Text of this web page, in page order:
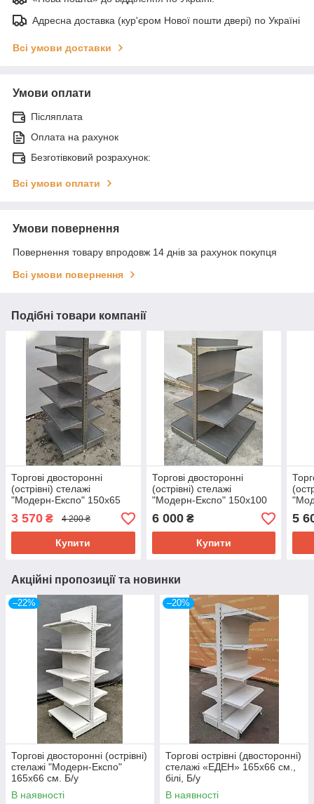
Адресна доставка (кур'єром Нової пошти двері) по Україні
Всі умови доставки
Умови оплати
Післяплата
Оплата на рахунок
Безготівковий розрахунок:
Всі умови оплати
Умови повернення
Повернення товару впродовж 14 днів за рахунок покупця
Всі умови повернення
Подібні товари компанії
Торгові двосторонні
(острівні) стелажі
"Модерн-Експо" 150х65
см. Б/у
3 570 ₴ 4 200 ₴
Купити
Торгові двосторонні
(острівні) стелажі
"Модерн-Експо" 150х100
см. Б/у
6 000₴
Купити
см.
5
Акційні пропозиції та новинки
–22%
Торгові двосторонні (острівні)
стелажі "Модерн-Експо"
165х66 см. Б/у
В наявності
–20%
Торгові острівні (двосторонні)
стелажі «ЕДЕН» 165х66 см.,
білі, Б/у
В наявності